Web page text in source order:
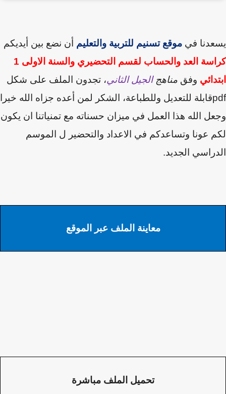
فيموقع تسنيم للتربية والتعليمأن نضع بين أيديكم
كراسة العد والحساب لقسم التحضيري والسنة الاولى 1
وفقمناهجالجيل الثاني، تجدون الملف على شكل
قابلة للتعديل وللطباعة، الشكر لمن أعده جزاه الله خيرا
الله هذا العمل في ميزان حسناتهمع تمنياتنا ان يكون
عونا وتساعدكم في الاعداد والتحضير ل الموسم
الجديد.
معاينة الملف عبر الموقع
تحميل الملف مباشرة